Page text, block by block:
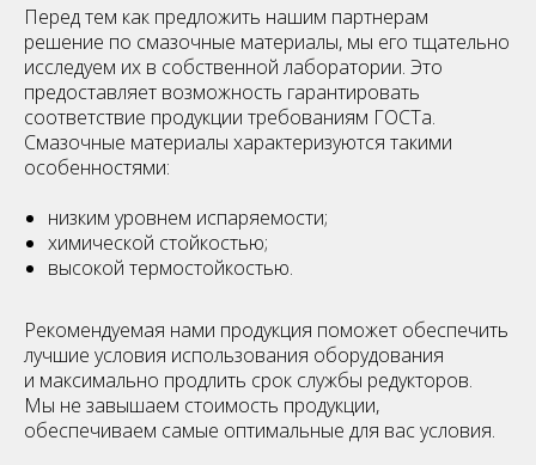
Перед тем как предложить нашим партнерам
решение по смазочные материалы, мы его тщательно
исследуем их в собственной лаборатории. Это
предоставляет возможность гарантировать
соответствие продукции требованиям ГОСТа.
Смазочные материалы характеризуются такими
особенностями:
низким уровнем испаряемости;
химической стойкостью;
высокой термостойкостью.
Рекомендуемая нами продукция поможет обеспечить
лучшие условия использования оборудования
и максимально продлить срок службы редукторов.
Мы не завышаем стоимость продукции,
обеспечиваем самые оптимальные для вас условия.